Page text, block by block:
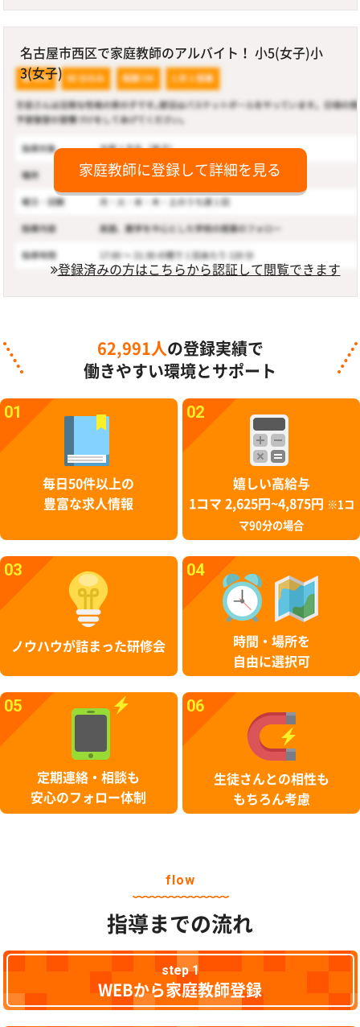
名古屋市西区で家庭教師のアルバイト！ 小5(女子)小
3(女子)
家庭教師に登録して詳細を見る
登録済みの方はこちらから認証して閲覧できます
62,991人 の登録実績で
働きやすい環境とサポート
01
毎日50件以上の
豊富な求人情報
02
嬉しい高給与
1コマ 2,625円~4,875円
※1コ
マ90分の場合
03
ノウハウが詰まった研修会
04
時間・場所を
自由に選択可
05
定期連絡・相談も
安心のフォロー体制
06
生徒さんとの相性も
もちろん考慮
flow
指導までの流れ
step 1
WEBから家庭教師登録